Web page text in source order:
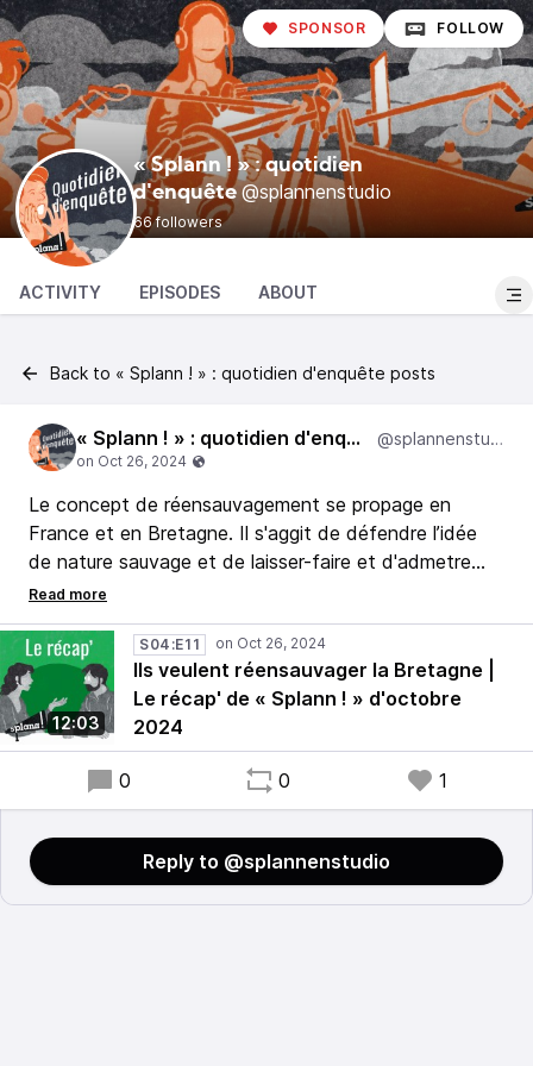
« Splann ! » : quotidien
d'enquête @splannenstudio
66 followers
SPONSOR FOLLOW
ACTIVITY EPISODES ABOUT
Back to « Splann ! » : quotidien d'enquête posts
« Splann ! » : quotidien d'enquête @splannenstudio
Le concept de réensauvagement se propage en
France et en Bretagne. Il s'aggit de défendre l’idée
de nature sauvage et de laisser-faire et d'admetre
fnalement qu'il n’est pas toujours nécessaire de «
gérer » la nature.
En Bretagne, l’Associaton de protecton des animaux
sauvages (Aspas) et Wild Bretagne ont acquis des
terres pour y laisser la nature évoluer librement, sans
12:03
S04:E11
Ils veulent réensauvager la Bretagne |
Le récap' de « Splann ! » d'octobre
2024
0 0 1
Reply to @splannenstudio